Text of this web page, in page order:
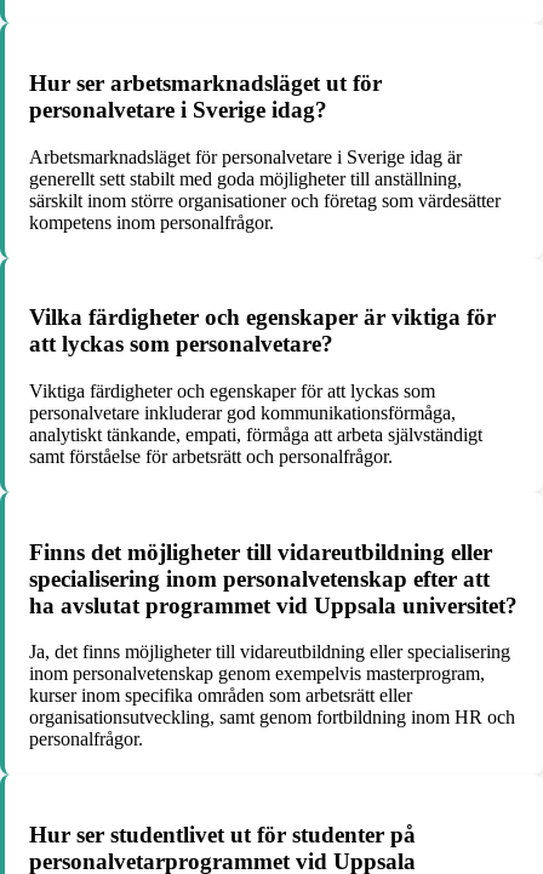
Hur ser arbetsmarknadsläget ut för
personalvetare i Sverige idag?
Arbetsmarknadsläget för personalvetare i Sverige idag är
generellt sett stabilt med goda möjligheter till anställning,
särskilt inom större organisationer och företag som värdesätter
kompetens inom personalfrågor.
Vilka färdigheter och egenskaper är viktiga för
att lyckas som personalvetare?
Viktiga färdigheter och egenskaper för att lyckas som
personalvetare inkluderar god kommunikationsförmåga,
analytiskt tänkande, empati, förmåga att arbeta självständigt
samt förståelse för arbetsrätt och personalfrågor.
Finns det möjligheter till vidareutbildning eller
specialisering inom personalvetenskap efter att
ha avslutat programmet vid Uppsala universitet?
Ja, det finns möjligheter till vidareutbildning eller specialisering
inom personalvetenskap genom exempelvis masterprogram,
kurser inom specifika områden som arbetsrätt eller
organisationsutveckling, samt genom fortbildning inom HR och
personalfrågor.
Hur ser studentlivet ut för studenter på
personalvetarprogrammet vid Uppsala